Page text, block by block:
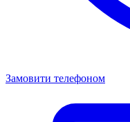
Замовити телефоном